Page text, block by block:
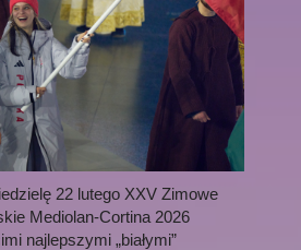
22 lutego XXV Zimowe
Mediolan-Cortina 2026
najlepszymi „białymi”